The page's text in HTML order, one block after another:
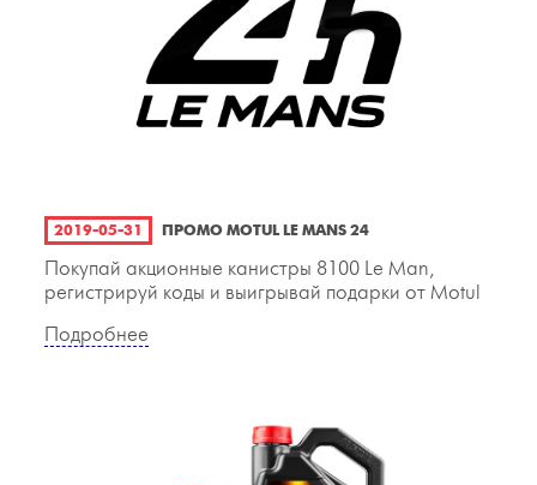
2019-05-31 ПРОМО MOTUL LE MANS 24
Покупай акционные канистры 8100 Le Man,
регистрируй коды и выигрывай подарки от Motul
Подробнее